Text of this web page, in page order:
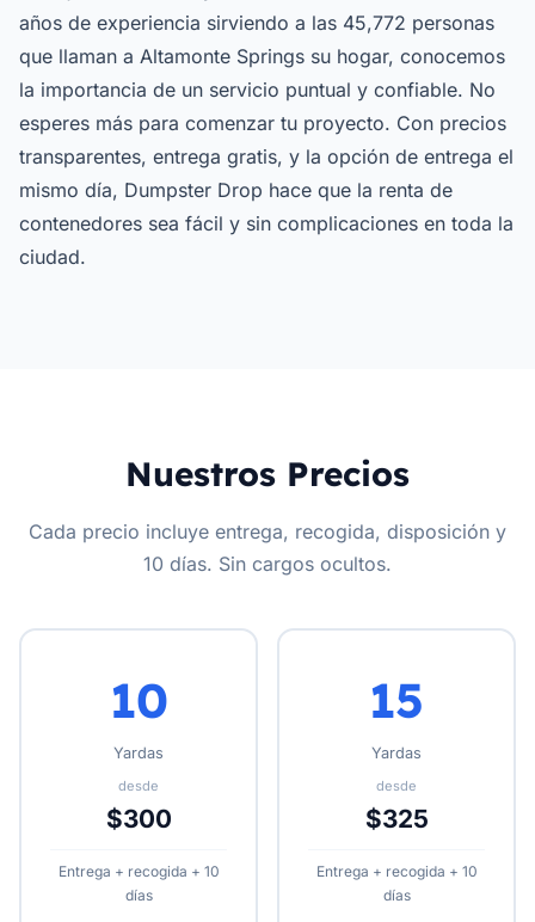
años de experiencia sirviendo a las 45,772 personas
que llaman a Altamonte Springs su hogar, conocemos
la importancia de un servicio puntual y confiable. No
esperes más para comenzar tu proyecto. Con precios
transparentes, entrega gratis, y la opción de entrega el
mismo día, Dumpster Drop hace que la renta de
contenedores sea fácil y sin complicaciones en toda la
ciudad.
Nuestros Precios
Cada precio incluye entrega, recogida, disposición y
10 días. Sin cargos ocultos.
10
Yardas
desde
$300
Entrega + recogida + 10
días
15
Yardas
desde
$325
Entrega + recogida + 10
días